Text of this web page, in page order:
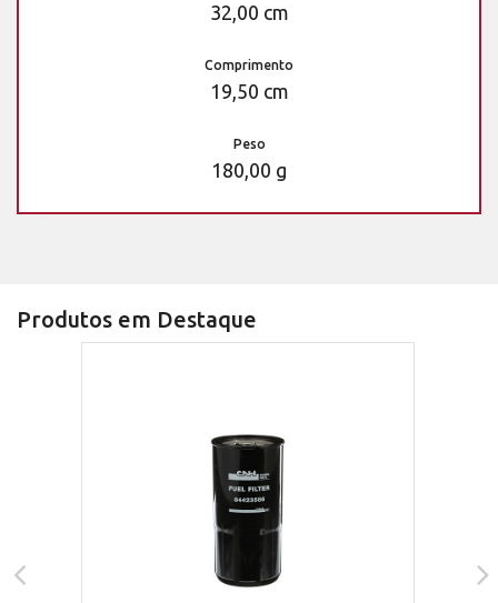
32,00 cm
Comprimento
19,50 cm
Peso
180,00 g
Produtos em Destaque